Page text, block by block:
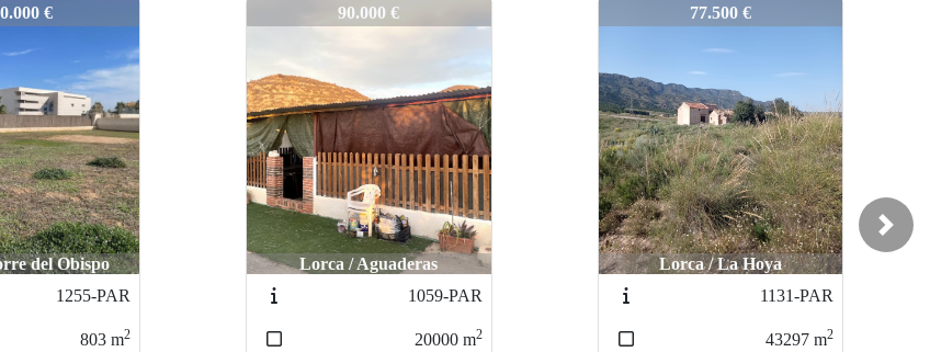
€
del Obispo
1255-PAR
803 m2
90.000 €
Lorca / Aguaderas
1059-PAR
20000 m2
77.500 €
Lorca / La Hoya
1131-PAR
43297 m2
Next